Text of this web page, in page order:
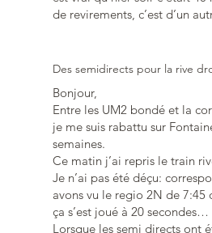
de revirements, c’est d’un
Des semidirects pour la rive
Bonjour,
Entre les UM2 bondé et la
je me suis rabattu sur
semaines.
Ce matin j’ai repris le train
Je n’ai pas été déçu:
avons vu le regio 2N de 7:45
ça s’est joué à 20 secondes…
Lorsque les semi directs ont